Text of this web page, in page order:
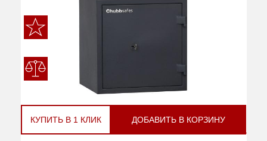
КУПИТЬ В 1 КЛИК ДОБАВИТЬ В КОРЗИНУ